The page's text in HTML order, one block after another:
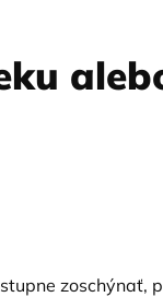
zoschýnať,